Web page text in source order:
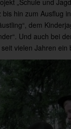
„Schule und
bis hin zum Ausflug
dem
Und auch bei
vielen Jahren